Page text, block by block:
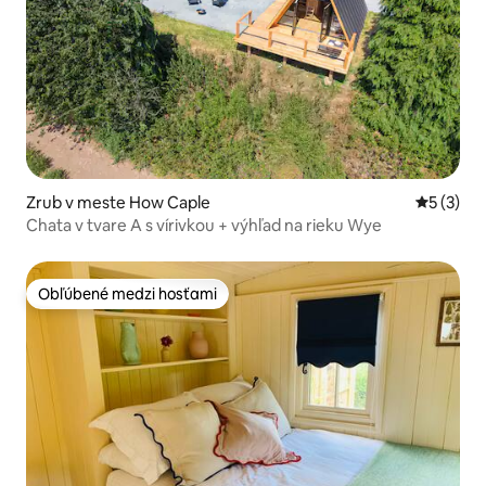
Zrub v meste How Caple
5 (3)
Chata v tvare A s vírivkou + výhľad na rieku Wye
Obľúbené medzi hosťami
Obľúbené medzi hosťami